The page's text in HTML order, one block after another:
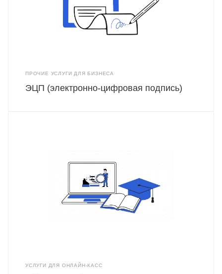
ПРОЧИЕ УСЛУГИ ДЛЯ БИЗНЕСА
ЭЦП (электронно-цифровая подпись)
УСЛУГИ ДЛЯ ОНЛАЙН-КАСС